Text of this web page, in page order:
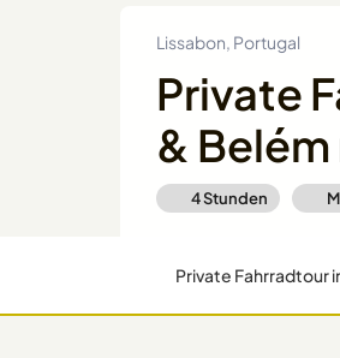
Lissabon, Portugal
Private
&
4 Stunden
Private Fahrradtour